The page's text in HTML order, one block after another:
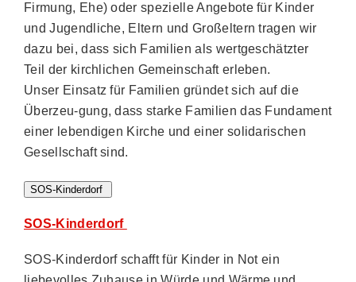
Firmung, Ehe) oder spezielle Angebote für Kinder
und Jugendliche, Eltern und Großeltern tragen wir
dazu bei, dass sich Familien als wertgeschätzter
Teil der kirchlichen Gemeinschaft erleben.
Unser Einsatz für Familien gründet sich auf die
Überzeu-gung, dass starke Familien das Fundament
einer lebendigen Kirche und einer solidarischen
Gesellschaft sind.
SOS-Kinderdorf
SOS-Kinderdorf
SOS-Kinderdorf schafft für Kinder in Not ein